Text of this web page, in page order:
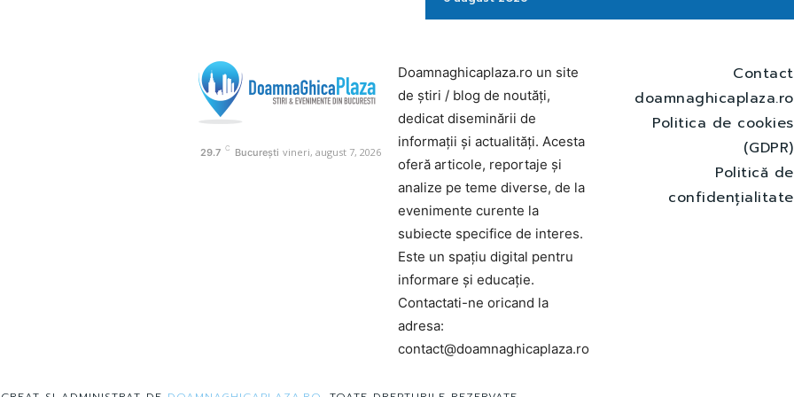
29.7 C București vineri, august 7, 2026
Doamnaghicaplaza.ro un site
de știri / blog de noutăți,
dedicat diseminării de
informații și actualități. Acesta
oferă articole, reportaje și
analize pe teme diverse, de la
evenimente curente la
subiecte specifice de interes.
Este un spațiu digital pentru
informare și educație.
Contactati-ne oricand la
adresa:
contact@doamnaghicaplaza.ro
Contact
doamnaghicaplaza.ro
Politica de cookies
(GDPR)
Politică de
confidențialitate